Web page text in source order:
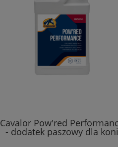
Cavalor Pow'red
- dodatek paszowy dla koni
sportowych